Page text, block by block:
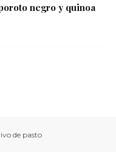
negro y quinoa
de pasto